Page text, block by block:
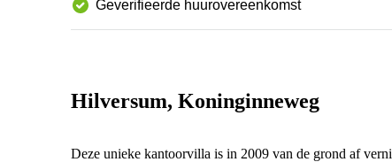
Geverifieerde huurovereenkomst
Hilversum, Koninginneweg
Deze unieke kantoorvilla is in 2009 van de grond af